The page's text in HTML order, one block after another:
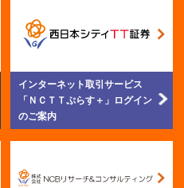
インターネット取引サービス
「ＮＣＴＴぷらす＋」 ログイン
のご案内